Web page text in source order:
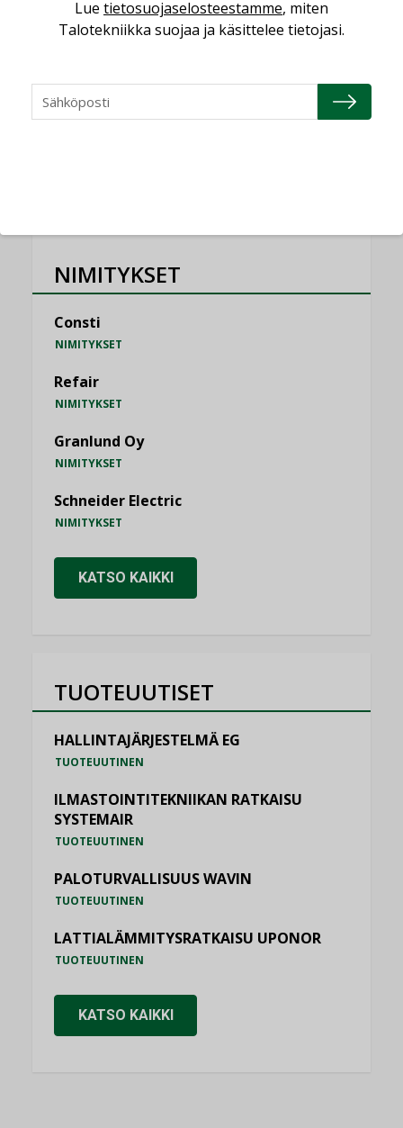
KOLUMNI
jämähtänyt ajassa paikalleen
MIELIPIDE
NIMITYKSET
Consti
NIMITYKSET
Refair
NIMITYKSET
Granlund Oy
NIMITYKSET
Schneider Electric
NIMITYKSET
KATSO KAIKKI
TUOTEUUTISET
HALLINTAJÄRJESTELMÄ EG
TUOTEUUTINEN
ILMASTOINTITEKNIIKAN RATKAISU
SYSTEMAIR
TUOTEUUTINEN
PALOTURVALLISUUS WAVIN
TUOTEUUTINEN
LATTIALÄMMITYSRATKAISU UPONOR
TUOTEUUTINEN
KATSO KAIKKI
Lue tietosuojaselosteestamme, miten
Talotekniikka suojaa ja käsittelee tietojasi.